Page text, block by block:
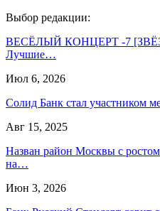
Выбор редакции:
ВЕСЁЛЫЙ КОНЦЕРТ -7
Лучшие…
Июл 6, 2026
Солид Банк стал участником
Авг 15, 2025
Назван район Москвы с
на…
Июн 3, 2026